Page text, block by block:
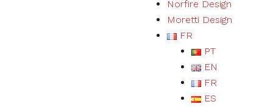
Norfire Design
Moretti Design
FR
PT
EN
FR
ES